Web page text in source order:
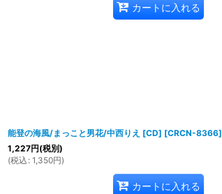
カートに入れる
能登の海風/まっこと男花/中西りえ [CD] [CRCN-8366]
1,227円(税別)
(税込 : 1,350円)
カートに入れる